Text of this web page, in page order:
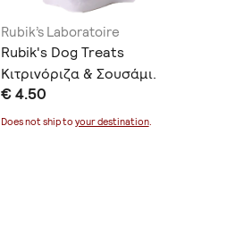
Rubik’s Laboratoire
Rubik's Dog Treats
Κιτρινόριζα & Σουσάμι.
130 gr
€ 4.50
Does not ship to your destination.